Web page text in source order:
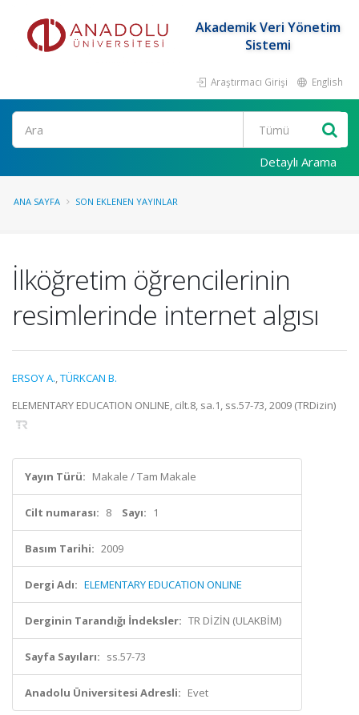
Akademik Veri Yönetim
Sistemi
Araştırmacı Girişi English
Ara
Detaylı Arama
ANA SAYFA SON EKLENEN YAYINLAR
İlköğretim öğrencilerinin
resimlerinde internet algısı
ERSOY A.,TÜRKCAN B.
ELEMENTARY EDUCATION ONLINE, cilt.8, sa.1, ss.57-73, 2009 (TRDizin)
Yayın Türü: Makale / Tam Makale
Cilt numarası: 8 Sayı: 1
Basım Tarihi: 2009
Dergi Adı: ELEMENTARY EDUCATION ONLINE
Derginin Tarandığı İndeksler: TR DİZİN (ULAKBİM)
Sayfa Sayıları: ss.57-73
Anadolu Üniversitesi Adresli: Evet